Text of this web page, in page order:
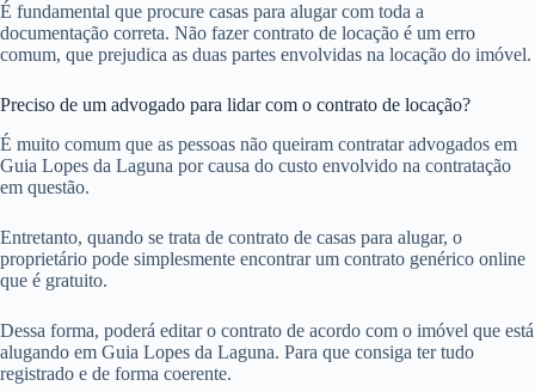
É fundamental que procure casas para alugar com toda a
documentação correta. Não fazer contrato de locação é um erro
comum, que prejudica as duas partes envolvidas na locação do imóvel.
Preciso de um advogado para lidar com o contrato de locação?
É muito comum que as pessoas não queiram contratar advogados em
Guia Lopes da Laguna por causa do custo envolvido na contratação
em questão.
Entretanto, quando se trata de contrato de casas para alugar, o
proprietário pode simplesmente encontrar um contrato genérico online
que é gratuito.
Dessa forma, poderá editar o contrato de acordo com o imóvel que está
alugando em Guia Lopes da Laguna. Para que consiga ter tudo
registrado e de forma coerente.